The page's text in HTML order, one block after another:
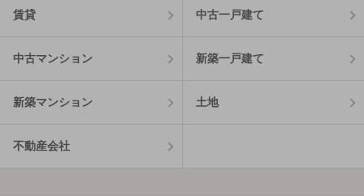
賃貸 中古一戸建て
中古マンション 新築一戸建て
新築マンション 土地
不動産会社